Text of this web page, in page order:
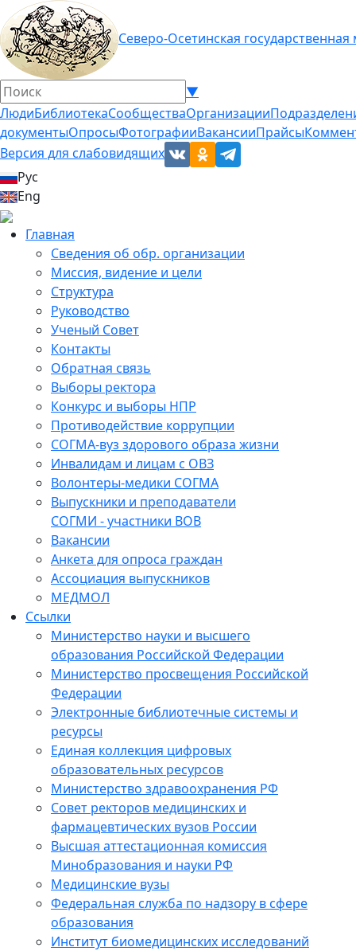
Северо-Осетинская
▼
ЛюдиБиблиотекаСообществаОрганизации
документыОпросыФотографииВакансииПрайсы
Версия для слабовидящих
Рус
Eng
Главная
Сведения об обр. организации
Миссия, видение и цели
Структура
Руководство
Ученый Совет
Контакты
Обратная связь
Выборы ректора
Конкурс и выборы НПР
Противодействие коррупции
СОГМА-вуз здорового образа жизни
Инвалидам и лицам с ОВЗ
Волонтеры-медики СОГМА
Выпускники и преподаватели
СОГМИ - участники ВОВ
Вакансии
Анкета для опроса граждан
Ассоциация выпускников
МЕДМОЛ
Ссылки
Министерство науки и высшего
образования Российской Федерации
Министерство просвещения Российской
Федерации
Электронные библиотечные системы и
ресурсы
Единая коллекция цифровых
образовательных ресурсов
Министерство здравоохранения РФ
Совет ректоров медицинских и
фармацевтических вузов России
Высшая аттестационная комиссия
Минобразования и науки РФ
Медицинские вузы
Федеральная служба по надзору в сфере
образования
Институт биомедицинских исследований